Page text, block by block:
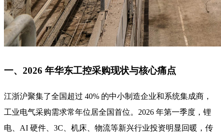
一、2026 年华东工控采购现状与核心痛点
江浙沪聚集了全国超过 40% 的中小制造企业和系统集成商，
工业电气采购需求常年位居全国首位。2026 年第一季度，锂
电、AI 硬件、3C、机床、物流等新兴行业投资明显回暖，传